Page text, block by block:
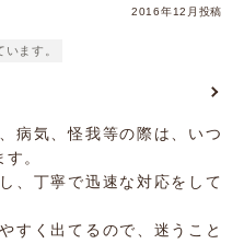
2016年12月投稿
ます。
病気、怪我等の際は、いつ
。
、丁寧で迅速な対応をして
すく出てるので、迷うこと